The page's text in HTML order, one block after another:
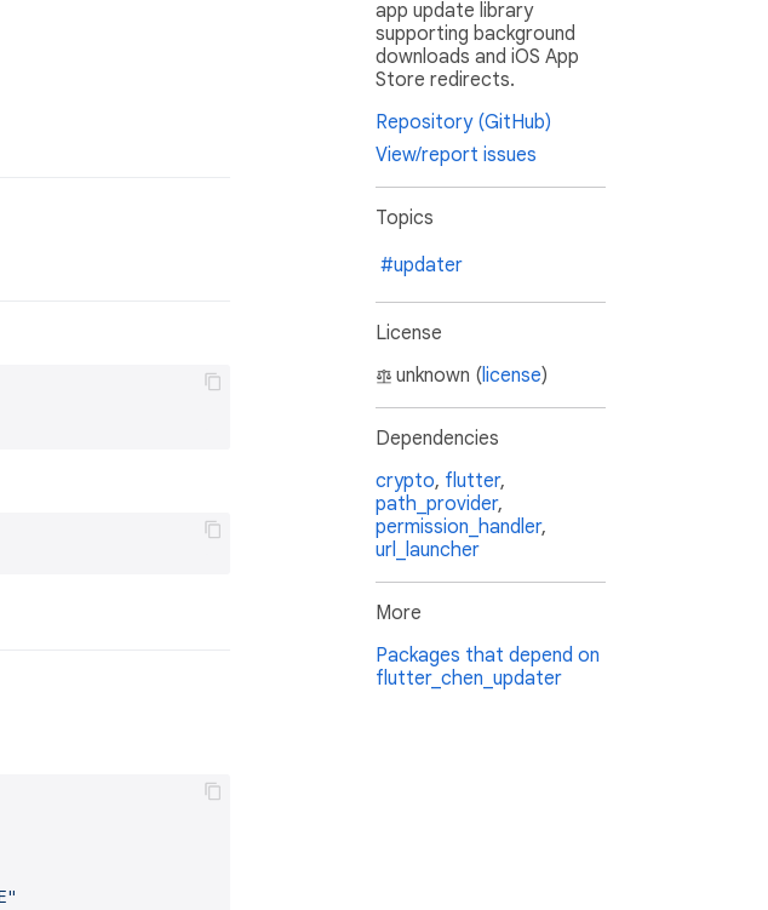
app update library
supporting background
downloads and iOS App
Store redirects.
Repository (GitHub)
View/report issues
Topics
#updater
License
unknown (license)
Dependencies
crypto, flutter,
path_provider,
permission_handler,
url_launcher
More
Packages that depend on
flutter_chen_updater